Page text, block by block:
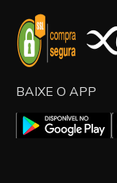
BAIXE O APP